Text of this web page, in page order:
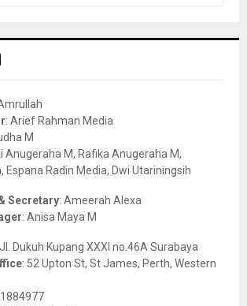
: Arief Rahman Media
M
Anugeraha M, Rafika Anugeraha M,
Espana Radin Media, Dwi Utariningsih
Secretary: Ameerah Alexa
: Anisa Maya M
Dukuh Kupang XXXI no.46A Surabaya
: 52 Upton St, St James, Perth, Western